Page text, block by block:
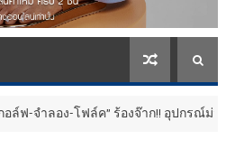
ร้องจ๊าก!! อุปกรณ์ม่วนจอยงานวัด.. ทำชี